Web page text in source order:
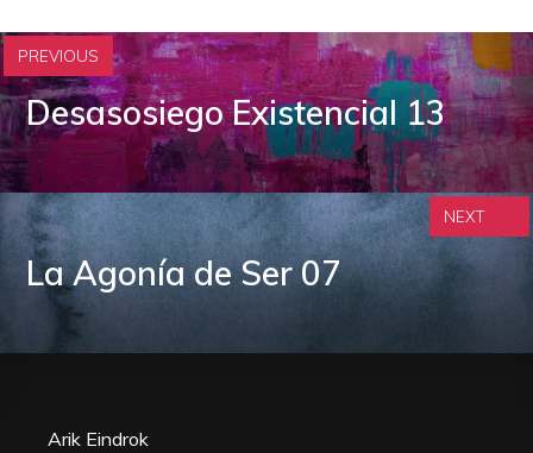
PREVIOUS
Desasosiego Existencial 13
La Agonía de Ser 07
NEXT
Arik Eindrok